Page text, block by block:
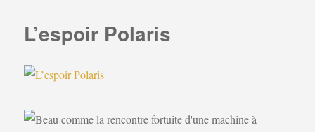
L’espoir Polaris